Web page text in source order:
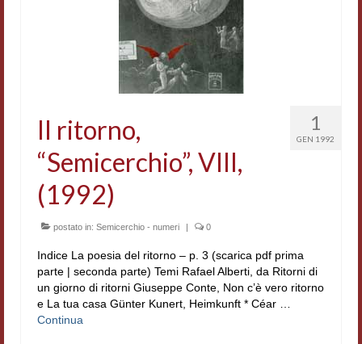
Accordi di cooperazione
Cultura coreana
Hagiographica Coreana
Cultura medioevale
Scrittori Latini dell’Europa Medievale
Epistolografia
Comparatistica
1
GEN 1992
Il ritorno,
“Semicerchio”, VIII,
(1992)
postato in: Semicerchio - numeri | 0
Indice La poesia del ritorno – p. 3 (scarica pdf prima
parte | seconda parte) Temi Rafael Alberti, da Ritorni di
un giorno di ritorni Giuseppe Conte, Non c’è vero ritorno
e La tua casa Günter Kunert, Heimkunft * Céar …
Continua